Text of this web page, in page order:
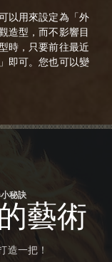
以用來設定為「外
造型，而不影響目
時，只要前往最近
即可。您也可以變
秘訣
藝術
造一把！